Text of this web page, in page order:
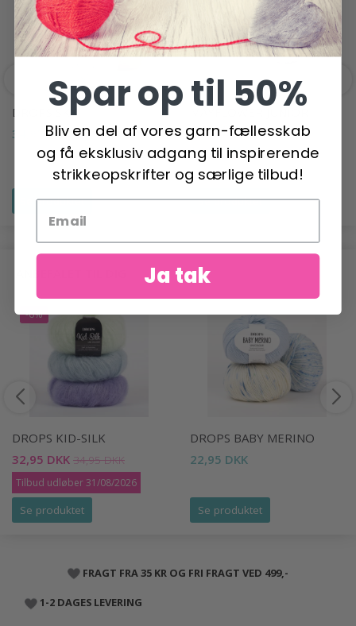
DROPS SKY
34,95 DKK
Se produktet
COTTON 8/4
13,95 DKK
Se produktet
-6%
DROPS KID-SILK
32,95 DKK 34,95 DKK
Tilbud udløber 31/08/2026
Se produktet
DROPS BABY MERINO
22,95 DKK
Se produktet
FRAGT FRA 35 KR OG FRI FRAGT VED 499,-
1-2 DAGES LEVERING
Spar op til 50%
Bliv en del af vores garn-fællesskab
og få eksklusiv adgang til inspirerende
strikkeopskrifter og særlige tilbud!
Ja tak